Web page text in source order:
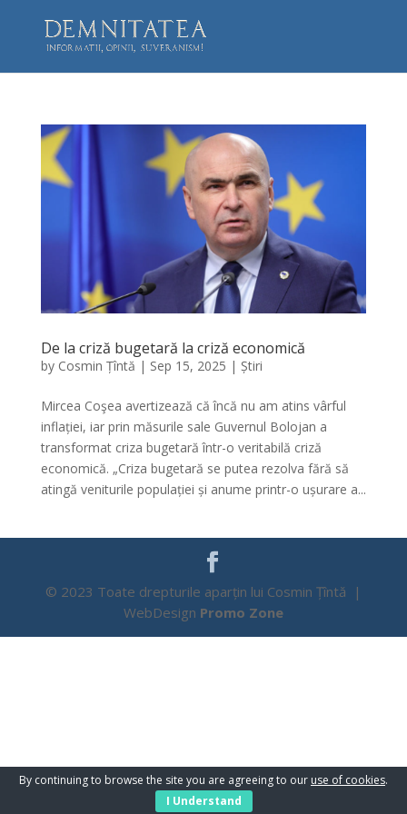
De la criză bugetară la criză economică
by Cosmin Țîntă | Sep 15, 2025 | Știri
Mircea Coşea avertizează că încă nu am atins vârful
inflației, iar prin măsurile sale Guvernul Bolojan a
transformat criza bugetară într-o veritabilă criză
economică. „Criza bugetară se putea rezolva fără să
atingă veniturile populației și anume printr-o ușurare a...
© 2023 Toate drepturile aparțin lui Cosmin Țîntă |
WebDesign Promo Zone
By continuing to browse the site you are agreeing to our use of cookies.
I Understand